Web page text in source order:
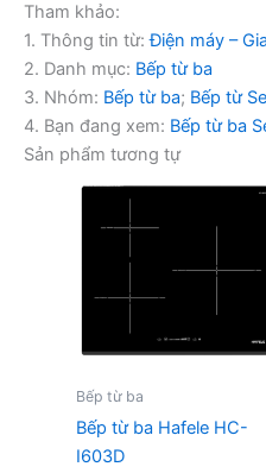
Tham khảo:
1. Thông tin từ:Điện máy –
2. Danh mục: Bếp từ ba
3. Nhóm: Bếp từ ba; Bếp từ
4. Bạn đang xem: Bếp từ ba
Sản phẩm tương tự
Bếp từ ba
Bếp từ ba Hafele HC-
I603D